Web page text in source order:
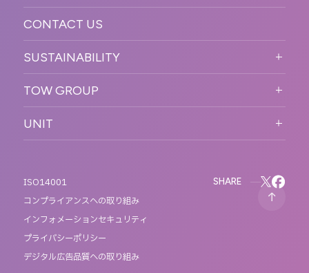
ACCESS
ORGANIZATION CHART
HISTORY
CONTACT US
SUSTAINABILITY
サステナビリティ
TOW GROUP
MOTTO
BLUES MOBILE
UNIT
ISO14001
コンプライアンスへの取り組み
インフォメーションセキュリティ
プライバシーポリシー
デジタル広告品質への取り組み
SHARE